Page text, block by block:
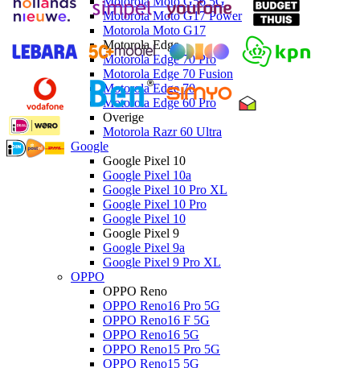
Motorola Moto G17 Power
Motorola Moto G17
Motorola Edge
Motorola Edge 70 Pro
Motorola Edge 70 Fusion
Motorola Edge 70
Motorola Edge 60 Pro
Overige
Motorola Razr 60 Ultra
Google
Google Pixel 10
Google Pixel 10a
Google Pixel 10 Pro XL
Google Pixel 10 Pro
Google Pixel 10
Google Pixel 9
Google Pixel 9a
Google Pixel 9 Pro XL
OPPO
OPPO Reno
OPPO Reno16 Pro 5G
OPPO Reno16 F 5G
OPPO Reno16 5G
OPPO Reno15 Pro 5G
OPPO Reno15 5G